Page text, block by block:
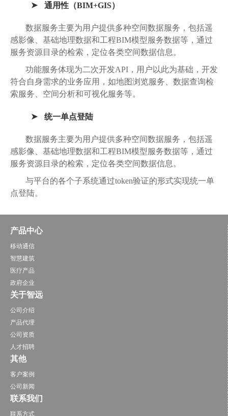
通用性（BIM+GIS）
数据服务主要为用户提供多种空间数据服务，包括遥
感影像、基础地理数据和工程BIM模型服务数据等，通过
服务资源目录的检索，定位各类空间数据信息。
功能服务体现为二次开发API，用户以此为基础，开发
符合自身需求的业务应用，如地图浏览服务、数据查询检
索服务、空间分析和可视化服务等。
统一单点登陆
数据服务主要为用户提供多种空间数据服务，包括遥
感影像、基础地理数据和工程BIM模型服务数据等，通过
服务资源目录的检索，定位各类空间数据信息。
与平台的各个子系统通过token验证的形式实现统一单
点登陆。
产品中心
移动通信
智慧建筑
医疗产品
政府企业
关于智远
公司介绍
产品代理
公司资质
人才招聘
其他
客户案例
公司新闻
联系我们
联系方式